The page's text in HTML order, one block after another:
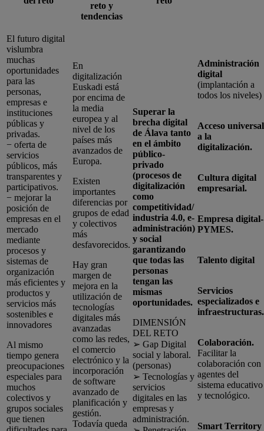
reto y
tendencias
El futuro digital
vislumbra
muchas
oportunidades
para las
personas,
empresas e
instituciones
públicas y
privadas.
− oferta de
servicios
públicos, más
transparentes y
participativos.
− mejorar la
posición de
empresas en el
mercado
mediante
procesos y
sistemas de
organización
más eficientes y
productos y
servicios más
sostenibles e
innovadores
Al mismo
tiempo genera
preocupaciones
especiales para
muchos
colectivos y
grupos sociales
que tienen
En
digitalización
Euskadi está
por encima de
la media
europea y al
nivel de los
países más
avanzados de
Europa.
Existen
importantes
diferencias por
grupos de edad
y colectivos
más
desfavorecidos.
Hay gran
margen de
mejora en la
utilización de
tecnologías
digitales más
avanzadas
como las redes,
el comercio
electrónico y la
incorporación
de software
avanzado de
planificación y
gestión.
Todavía queda
Superar la
brecha digital
de Álava tanto
en el ámbito
público-
privado
(procesos de
digitalización
como
competitividad/
industria 4.0, e-
administración)
y social
garantizando
que todas las
personas
tengan las
mismas
oportunidades.
DIMENSIÓN
DEL RETO
➢ Gap Digital
social y laboral.
(personas)
➢ Tecnologías y
servicios
digitales en las
empresas y
administración.
Administración
digital
(implantación a
todos los niveles)
Acceso universal
a la
digitalización.
Cultura digital
empresarial.
Empresa digital-
PYMES.
Talento digital
Servicios
especializados e
infraestructuras.
Colaboración.
Facilitar la
colaboración con
agentes del
sistema educativo
y tecnológico.
Smart Territory